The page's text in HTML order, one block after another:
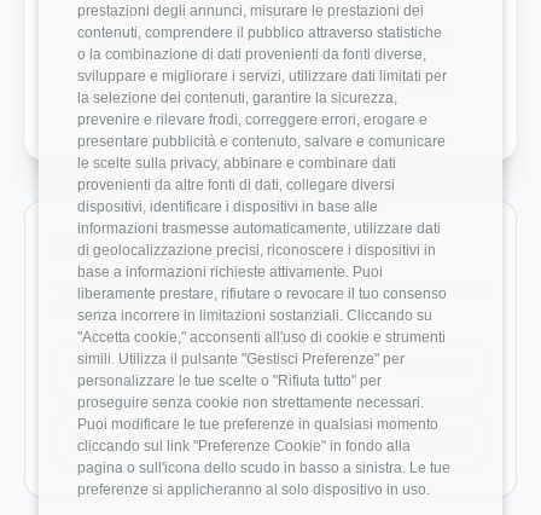
prestazioni degli annunci, misurare le prestazioni dei
contenuti, comprendere il pubblico attraverso statistiche
o la combinazione di dati provenienti da fonti diverse,
sviluppare e migliorare i servizi, utilizzare dati limitati per
la selezione dei contenuti, garantire la sicurezza,
prevenire e rilevare frodi, correggere errori, erogare e
presentare pubblicità e contenuto, salvare e comunicare
le scelte sulla privacy, abbinare e combinare dati
provenienti da altre fonti di dati, collegare diversi
dispositivi, identificare i dispositivi in base alle
informazioni trasmesse automaticamente, utilizzare dati
di geolocalizzazione precisi, riconoscere i dispositivi in
base a informazioni richieste attivamente. Puoi
liberamente prestare, rifiutare o revocare il tuo consenso
senza incorrere in limitazioni sostanziali. Cliccando su
"Accetta cookie," acconsenti all'uso di cookie e strumenti
simili. Utilizza il pulsante "Gestisci Preferenze" per
personalizzare le tue scelte o "Rifiuta tutto" per
proseguire senza cookie non strettamente necessari.
Puoi modificare le tue preferenze in qualsiasi momento
cliccando sul link "Preferenze Cookie" in fondo alla
pagina o sull'icona dello scudo in basso a sinistra. Le tue
preferenze si applicheranno al solo dispositivo in uso.
Bilanciamento Vita-Lavoro 4.5/5
Crescita Professionale 2.5/5
Ruoli monitorati in Grimaldi
Vai direttamente ai ruoli con dati disponibili e benchmark
salariali reali.
Cybersecurity Analyst 26.000 €
IT Technical Analyst 50.000 €